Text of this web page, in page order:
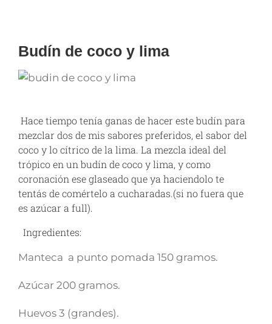
Budín de coco y lima
Hace tiempo tenía ganas de hacer este budín para
mezclar dos de mis sabores preferidos, el sabor del
coco y lo cítrico de la lima. La mezcla ideal del
trópico en un budín de coco y lima, y como
coronación ese glaseado que ya haciendolo te
tentás de comértelo a cucharadas.(si no fuera que
es azúcar a full).
Ingredientes:
Manteca a punto pomada 150 gramos.
Azúcar 200 gramos.
Huevos 3 (grandes).